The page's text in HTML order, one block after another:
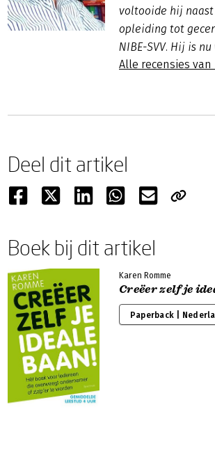
voltooide hij naast
opleiding tot
NIBE-SVV. Hij is
Alle recensies van
Deel dit artikel
Boek bij dit artikel
Karen Romme
Creëer zelf je
Paperback |